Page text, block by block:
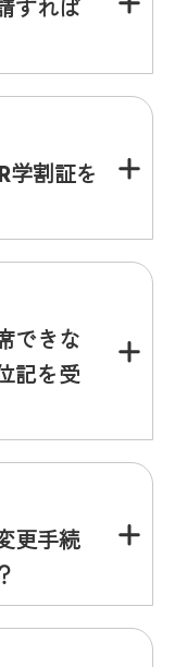
すれば
学割証を
できな
記を受
更手続